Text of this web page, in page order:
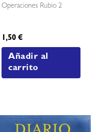
Operaciones Rubio 2
1,50€
Añadir al
carrito